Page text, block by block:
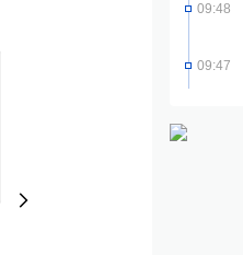
09:48
09:47